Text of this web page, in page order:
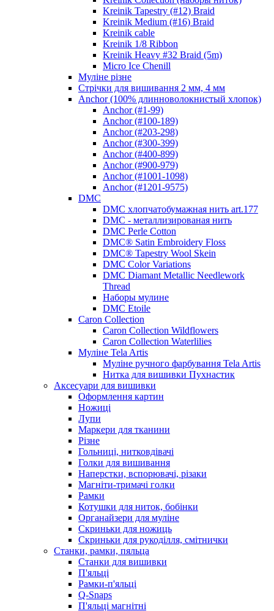
Kreinik Tapestry (#12) Braid
Kreinik Medium (#16) Braid
Kreinik cable
Kreinik 1/8 Ribbon
Kreinik Heavy #32 Braid (5m)
Micro Ice Chenill
Муліне різне
Стрічки для вишивання 2 мм, 4 мм
Anchor (100% длинноволокнистый хлопок)
Anchor (#1-99)
Anchor (#100-189)
Anchor (#203-298)
Anchor (#300-399)
Anchor (#400-899)
Anchor (#900-979)
Anchor (#1001-1098)
Anchor (#1201-9575)
DMC
DMC хлопчатобумажная нить art.177
DMC - металлизированая нить
DMC Perle Cotton
DMC® Satin Embroidery Floss
DMC® Tapestry Wool Skein
DMC Color Variations
DMC Diamant Metallic Needlework
Thread
Наборы мулине
DMC Etoile
Caron Collection
Caron Collection Wildflowers
Caron Collection Waterlilies
Муліне Tela Artis
Муліне ручного фарбування Tela Artis
Нитка для вишивки Пухнастик
Аксесуари для вишивки
Оформлення картин
Ножиці
Лупи
Маркери для тканини
Різне
Гольниці, нитковдівачі
Голки для вишивання
Наперстки, вспорювачі, різаки
Магніти-тримачі голки
Рамки
Котушки для ниток, бобінки
Органайзери для муліне
Скриньки для ножиць
Скриньки для рукоділля, смітнички
Станки, рамки, пяльца
Станки для вишивки
П'яльці
Рамки-п'яльці
Q-Snaps
П'яльці магнітні